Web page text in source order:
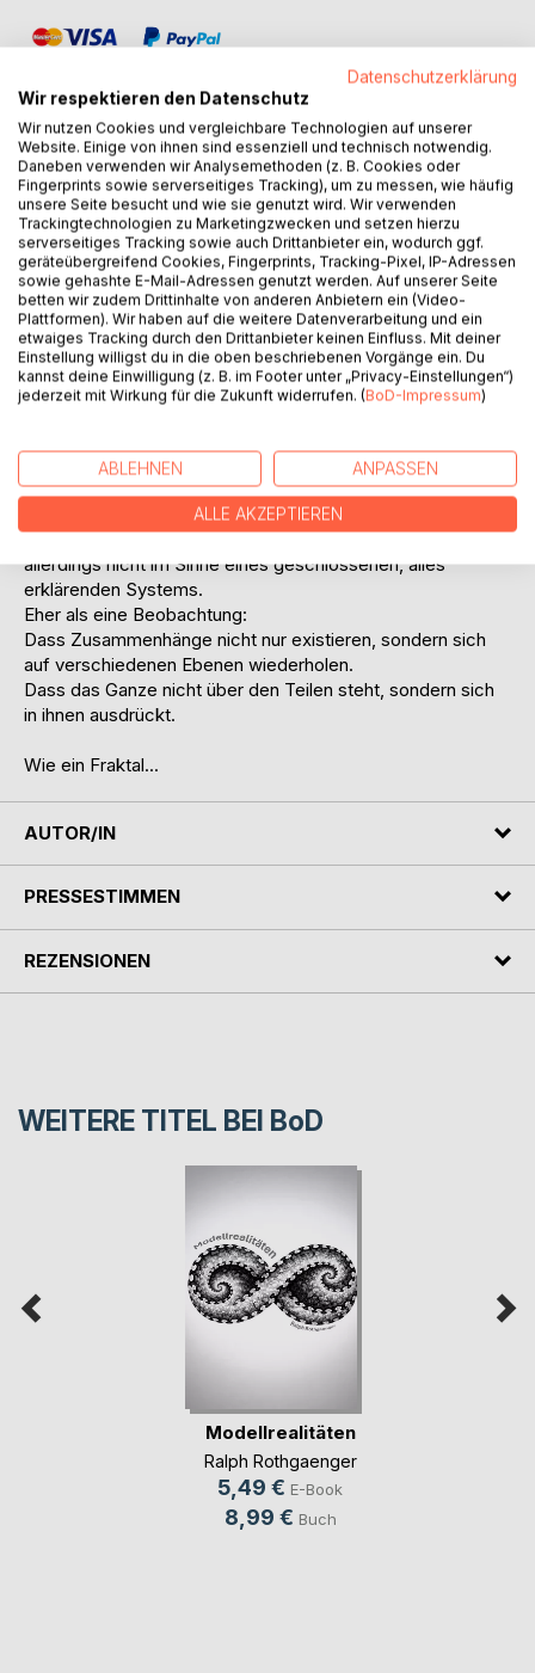
BESCHREIBUNG
Das Kleine spiegelt das Große.
Und das Große wiederholt das Kleine.
Die Welt organisiert sich nicht nur durch Bewegung,
sondern auch durch Wiedererkennbarkeit über Ebenen
hinweg.
In Spiralen des Denkens, die sich durch unterschiedliche
Themen ziehen
Man könnte dieses Zusammenspiel aus Bewegung und
Selbstähnlichkeit als eine Art holistische Perspektive
verstehen,
allerdings nicht im Sinne eines geschlossenen, alles
erklärenden Systems.
Eher als eine Beobachtung:
Dass Zusammenhänge nicht nur existieren, sondern sich
auf verschiedenen Ebenen wiederholen.
Dass das Ganze nicht über den Teilen steht, sondern sich
in ihnen ausdrückt.
Wie ein Fraktal...
AUTOR/IN
PRESSESTIMMEN
REZENSIONEN
WEITERE TITEL BEI BoD
Modellrealitäten
Ralph Rothgaenger
5,49 € E-Book
8,99 € Buch
Datenschutzerklärung
Wir respektieren den Datenschutz
Wir nutzen Cookies und vergleichbare Technologien auf unserer
Website. Einige von ihnen sind essenziell und technisch notwendig.
Daneben verwenden wir Analysemethoden (z. B. Cookies oder
Fingerprints sowie serverseitiges Tracking), um zu messen, wie häufig
unsere Seite besucht und wie sie genutzt wird. Wir verwenden
Trackingtechnologien zu Marketingzwecken und setzen hierzu
serverseitiges Tracking sowie auch Drittanbieter ein, wodurch ggf.
geräteübergreifend Cookies, Fingerprints, Tracking-Pixel, IP-Adressen
sowie gehashte E-Mail-Adressen genutzt werden. Auf unserer Seite
betten wir zudem Drittinhalte von anderen Anbietern ein (Video-
Plattformen). Wir haben auf die weitere Datenverarbeitung und ein
etwaiges Tracking durch den Drittanbieter keinen Einfluss. Mit deiner
Einstellung willigst du in die oben beschriebenen Vorgänge ein. Du
kannst deine Einwilligung (z. B. im Footer unter „Privacy-Einstellungen“)
jederzeit mit Wirkung für die Zukunft widerrufen. (BoD-Impressum)
ABLEHNEN ANPASSEN
ALLE AKZEPTIEREN